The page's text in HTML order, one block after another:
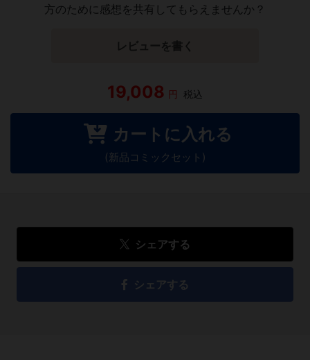
方のために感想を共有してもらえませんか？
レビューを書く
19,008 円 税込
カートに入れる
(新品コミックセット)
シェアする
シェアする